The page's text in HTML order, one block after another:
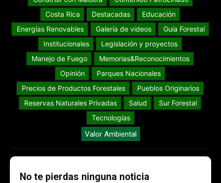
Costa Rica
Destacadas
Educación
Energías Renovables
Galería de videos
Guia Forestal
Institucionales
Legislación y proyectos
Manejo de Fuego
Memorias&Reconocimientos
Opinión
Parques Nacionales
Precios de Productos Forestales
Pueblos Originarios
Reservas Naturales Privadas
Salud
Sur Forestal
Tecnologías
Valor Ambiental
No te pierdas ninguna noticia